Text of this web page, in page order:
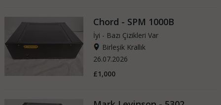
Chord - SPM 1000B
İyi - Bazı Çizikleri Var
Birleşik Krallık
26.07.2026
£1,000